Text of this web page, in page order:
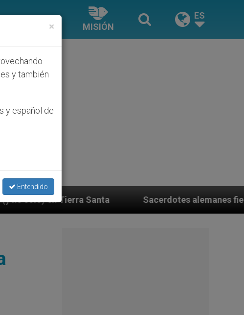
MISIÓN
ES
Sacerdotes alemanes fieles al Papa
×
y también
y español de
Entendido